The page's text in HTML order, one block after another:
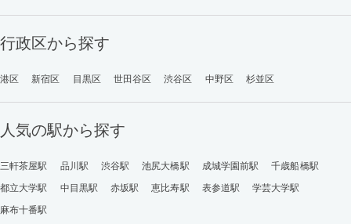
行政区から探す
港区 新宿区 目黒区 世田谷区 渋谷区 中野区 杉並区
人気の駅から探す
三軒茶屋駅 品川駅 渋谷駅 池尻大橋駅 成城学園前駅
千歳船橋駅
都立大学駅
中目黒駅 赤坂駅 恵比寿駅 表参道駅
学芸大学駅
麻布十番駅